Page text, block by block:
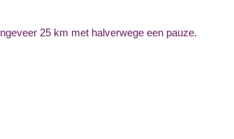
25 km met halverwege een pauze.